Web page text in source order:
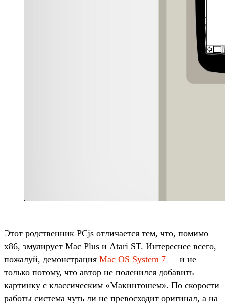
Этот родственник PCjs отличается тем, что, помимо
x86, эмулирует Mac Plus и Atari ST. Интереснее всего,
пожалуй, демонстрация Mac OS System 7 — и не
только потому, что автор не поленился добавить
картинку с классическим «Макинтошем». По скорости
работы система чуть ли не превосходит оригинал, а на